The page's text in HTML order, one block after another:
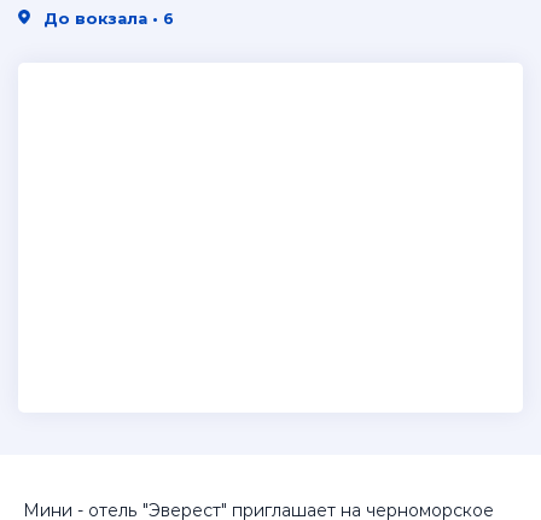
Мини - отель "Эверест" приглашает на черноморское
До вокзала • 6